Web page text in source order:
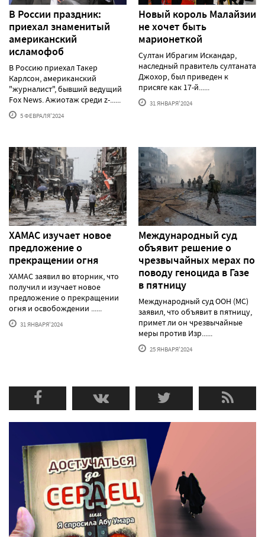
В России праздник:
приехал знаменитый
американский
исламофоб
В Россию приехал Такер
Карлсон, американский
"журналист", бывший ведущий
Fox News. Ажиотаж среди z-......
5 ФЕВРАЛЯ'2024
Новый король Малайзии
не хочет быть
марионеткой
Султан Ибрагим Искандар,
наследный правитель султаната
Джохор, был приведен к
присяге как 17-й......
31 ЯНВАРЯ'2024
ХАМАС изучает новое
предложение о
прекращении огня
ХАМАС заявил во вторник, что
получил и изучает новое
предложение о прекращении
огня и освобождении ......
31 ЯНВАРЯ'2024
Международный суд
объявит решение о
чрезвычайных мерах по
поводу геноцида в Газе
в пятницу
Международный суд ООН (МС)
заявил, что объявит в пятницу,
примет ли он чрезвычайные
меры против Изр......
25 ЯНВАРЯ'2024